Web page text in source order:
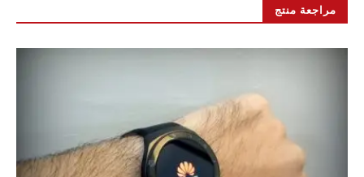
مراجعة منتج